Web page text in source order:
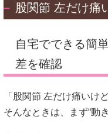
股関節 左だけ痛
自宅でできる簡
差を確認
「股関節 左だけ痛いけ
そんなときは、まず“動